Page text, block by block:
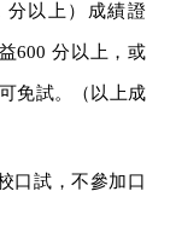
分以上）成績證
600 分以上，或
免試。（以上成
口試，不參加口